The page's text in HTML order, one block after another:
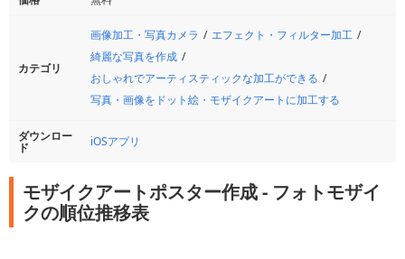
カテゴリ
画像加工・写真カメラ
エフェクト・フィルター加工
綺麗な写真を作成
おしゃれでアーティスティックな加工ができる
写真・画像をドット絵・モザイクアートに加工する
ダウンロー
ド iOSアプリ
モザイクアートポスター作成 - フォトモザイ
クの順位推移表